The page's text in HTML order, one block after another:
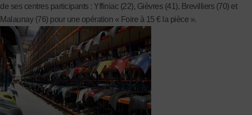
de ses centres participants : Yffiniac (22), Gièvres (41), Brevilliers (70) et
Malaunay (76) pour une opération « Foire à 15 € la pièce ».